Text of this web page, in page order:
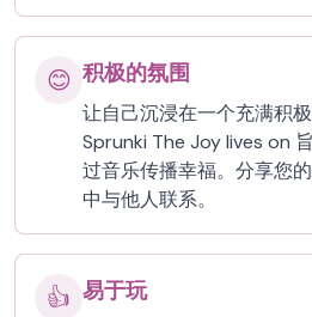
😊 积极的氛围
让自己沉浸在一个充满积极
Sprunki The Joy lives on
过音乐传播幸福。分享您
中与他人联系。
👍 易于玩